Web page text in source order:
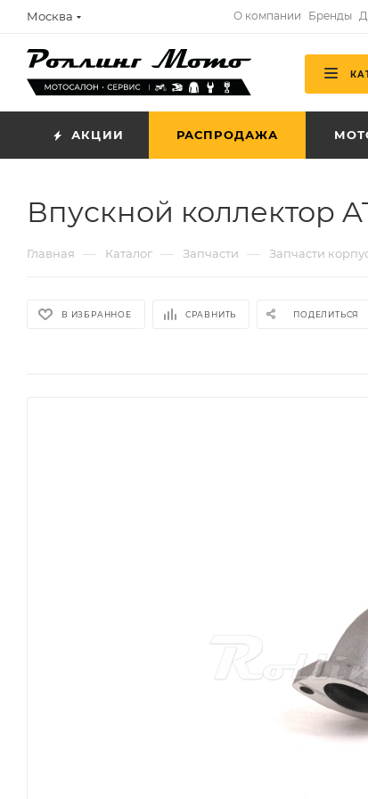
Москва О компании Бренды
АКЦИИ РАСПРОДАЖА
Впускной коллектор
Главная — Каталог — Запчасти — Запчасти
В ИЗБРАННОЕ СРАВНИТЬ ПОДЕЛИТЬСЯ